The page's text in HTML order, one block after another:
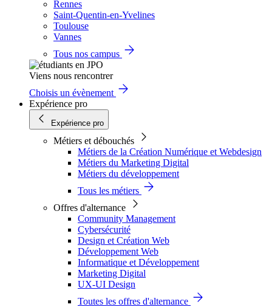
Rennes
Saint-Quentin-en-Yvelines
Toulouse
Vannes
Tous nos campus
Viens nous rencontrer
Choisis un évènement
Expérience pro
Expérience pro
Métiers et débouchés
Métiers de la Création Numérique et Webdesign
Métiers du Marketing Digital
Métiers du développement
Tous les métiers
Offres d'alternance
Community Management
Cybersécurité
Design et Création Web
Développement Web
Informatique et Développement
Marketing Digital
UX-UI Design
Toutes les offres d'alternance